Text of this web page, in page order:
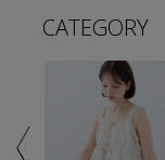
CATEGORY